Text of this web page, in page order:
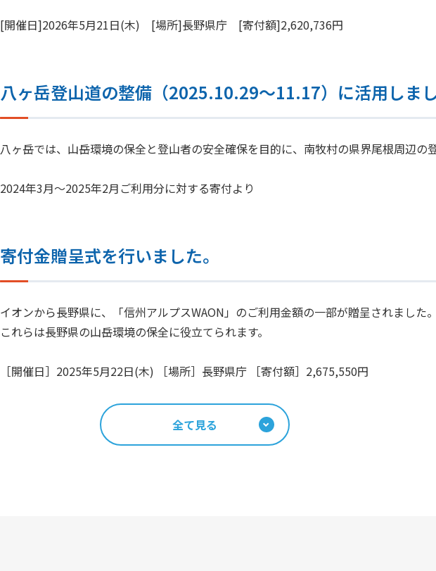
[開催日]2026年5月21日(木) [場所]長野県庁 [寄付額]2,620,736円
八ヶ岳登山道の整備（2025.10.29～11.17）に活用しまし
八ヶ岳では、山岳環境の保全と登山者の安全確保を目的に、南牧村の県界尾根周辺の
2024年3月～2025年2月ご利用分に対する寄付より
寄付金贈呈式を行いました。
イオンから長野県に、「信州アルプスWAON」のご利用金額の一部が贈呈されました。
これらは長野県の山岳環境の保全に役立てられます。
［開催日］2025年5月22日(木) ［場所］長野県庁 ［寄付額］2,675,550円
全て見る